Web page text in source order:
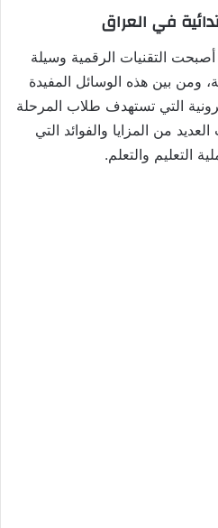
في العراق
التقنيات الرقمية وسيلة
ومن بين هذه الوسائل المفيدة
التي تستهدف طلاب المرحلة
العديد من المزايا والفوائد التي
التعليم والتعلم.